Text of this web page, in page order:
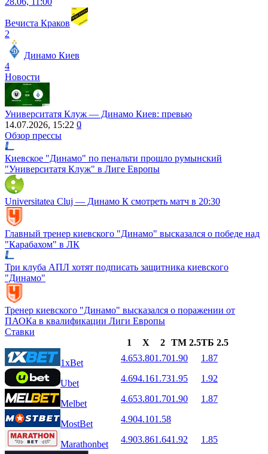
Вечиста Краков
2
Динамо Киев
4
Новости
Университатя Клуж ― Динамо Киев: превью
14.07.2026, 15:22 0
Обзор прессы
Киевское "Динамо" по пенальти прошло румынский
"Университатя Клуж" в Лиге Европы
Universitatea Cluj — Динамо К cмотреть матч в 20:30
Главный тренер киевского "Динамо" высказался о победе над
"Карабахом" в ЛК
Три клуба АПЛ хотят подписать защитника киевского
"Динамо"
Тренер киевского "Динамо" высказался о поражении от
ПАОКа в квалификации Лиги Европы
Ставки
1
X 2 ТМ 2.5ТБ 2.5
1xBet
4.653.801.701.90 1.87
Ubet 4.694.161.731.95 1.92
Melbet 4.653.801.701.90 1.87
MostBet 4.904.101.58
Marathonbet 4.903.861.641.92 1.85